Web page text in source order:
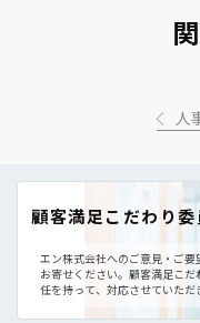
人
顧客満足こだわり委
エン株式会社へのご意見・ご要
お寄せください。 顧客満足こだ
任を持って、対応させていただ